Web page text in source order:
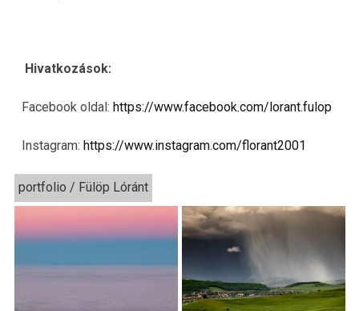
Hivatkozások:
Facebook oldal: https://www.facebook.com/lorant.fulop
Instagram: https://www.instagram.com/florant2001
portfolio / Fülöp Lóránt